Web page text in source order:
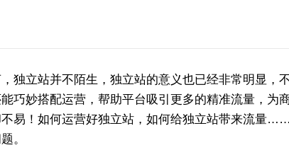
独立站并不陌生，独立站的意义也已经非常明显，
巧妙搭配运营，帮助平台吸引更多的精准流量，为
易！如何运营好独立站，如何给独立站带来流量
。